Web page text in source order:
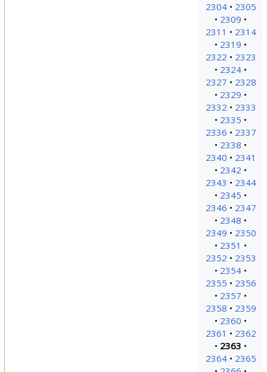
2304
2305
2309
2311
2314
2319
2322
2323
2324
2327
2328
2329
2332
2333
2335
2336
2337
2338
2340
2341
2342
2343
2344
2345
2346
2347
2348
2349
2350
2351
2352
2353
2354
2355
2356
2357
2358
2359
2360
2361
2362
2363
2364
2365